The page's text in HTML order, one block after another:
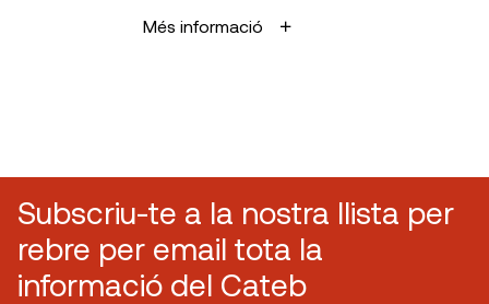
Més informació
Subscriu-te a la nostra llista per
rebre per email tota la
informació del Cateb